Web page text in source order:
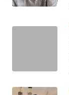
WN
SUMBAR